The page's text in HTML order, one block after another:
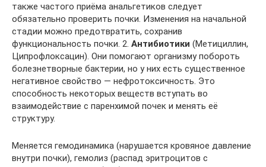
также частого приёма анальгетиков следует
обязательно проверить почки. Изменения на начальной
стадии можно предотвратить, сохранив
функциональность почки. 2. Антибиотики (Метициллин,
Ципрофлоксацин). Они помогают организму побороть
болезнетворные бактерии, но у них есть существенное
негативное свойство — нефротоксичность. Это
способность некоторых веществ вступать во
взаимодействие с паренхимой почек и менять её
структуру.
Меняется гемодинамика (нарушается кровяное давление
внутри почки), гемолиз (распад эритроцитов с